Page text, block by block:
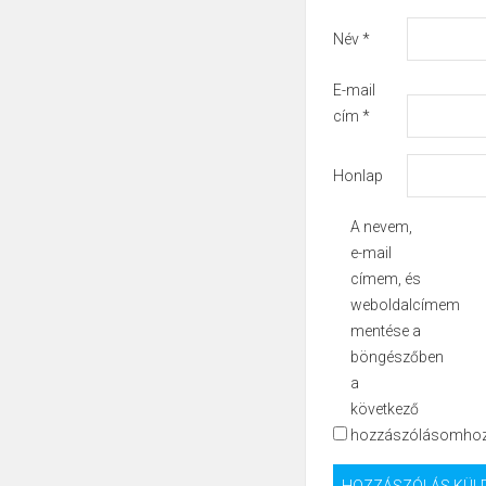
Név*
E-mail
cím *
Honlap
A nevem,
e-mail
címem, és
weboldalcímem
mentése a
böngészőben
a
következő